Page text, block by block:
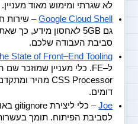
לא שגרתי ומימוש מאוד מעניין.
Google Cloud Shell
סביבת העבודה שלכם.
State of Front–End Tooling
דומים.
Joe